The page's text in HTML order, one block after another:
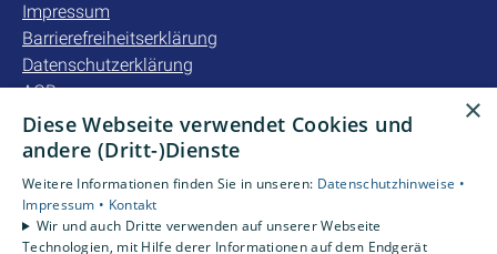
Impressum
Barrierefreiheitserklärung
Datenschutzerklärung
AGB
Unsere Bereiche
Gewerbekunden
Karriere
×
Diese Webseite verwendet Cookies und
andere (Dritt-)Dienste
Weitere Informationen finden Sie in unseren: Datenschutzhinweise •
Impressum • Kontakt
Wir und auch Dritte verwenden auf unserer Webseite
Technologien, mit Hilfe derer Informationen auf dem Endgerät